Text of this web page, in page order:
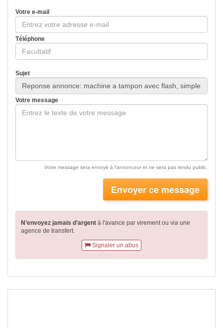
Votre e-mail
Téléphone
Sujet
Votre message
Votre message sera envoyé à l'annonceur et ne sera pas rendu public.
Envoyer ce message
N’envoyez jamais d’argent à l'avance par virementou via une
agence de transfert.
Signaler un abus